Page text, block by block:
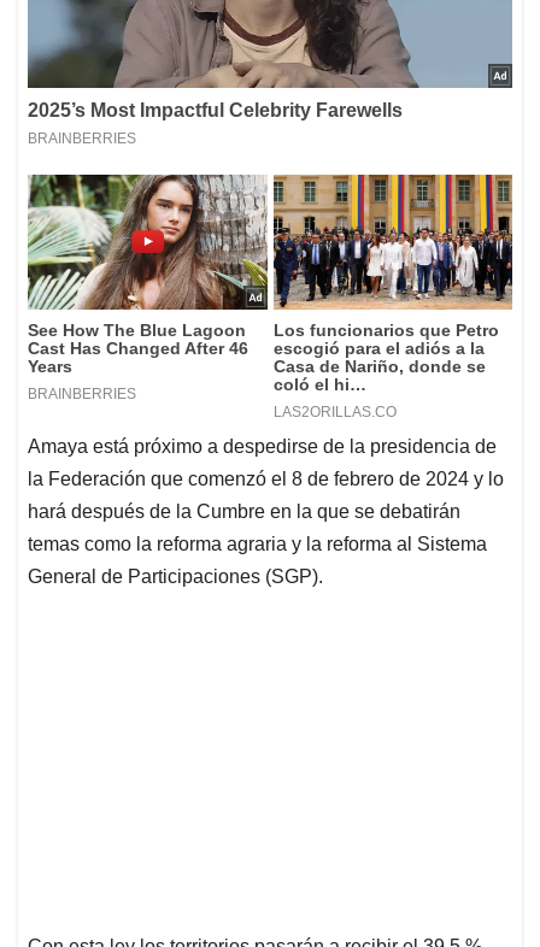
Amaya está próximo a despedirse de la presidencia de
la Federación que comenzó el 8 de febrero de 2024 y lo
hará después de la Cumbre en la que se debatirán
temas como la reforma agraria y la reforma al Sistema
General de Participaciones (SGP).